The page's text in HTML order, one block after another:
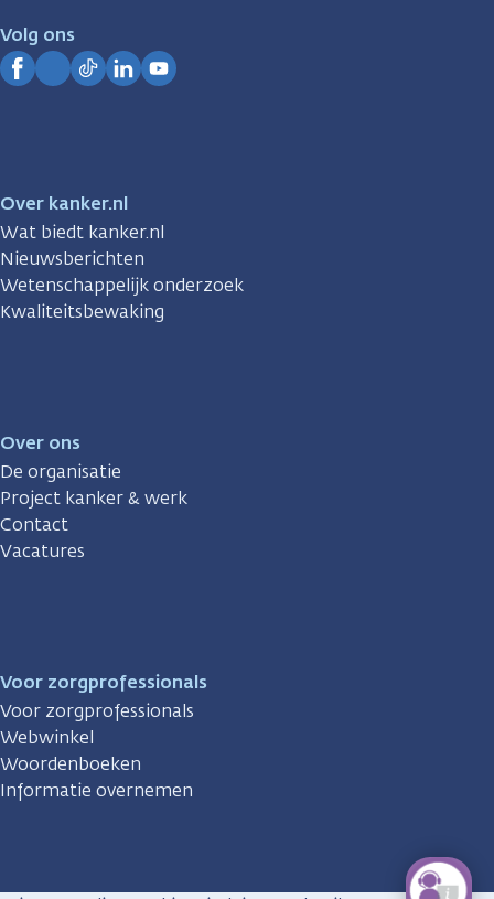
Volg ons
Over kanker.nl
Wat biedt kanker.nl
Nieuwsberichten
Wetenschappelijk onderzoek
Kwaliteitsbewaking
Over ons
De organisatie
Project kanker & werk
Contact
Vacatures
Voor zorgprofessionals
Voor zorgprofessionals
Webwinkel
Woordenboeken
Informatie overnemen